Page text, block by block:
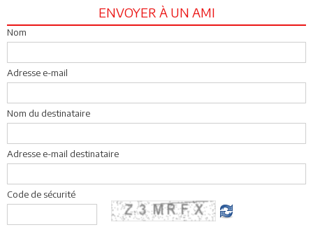
ENVOYER À UN AMI
Nom
Adresse e-mail
Nom du destinataire
Adresse e-mail destinataire
Code de sécurité